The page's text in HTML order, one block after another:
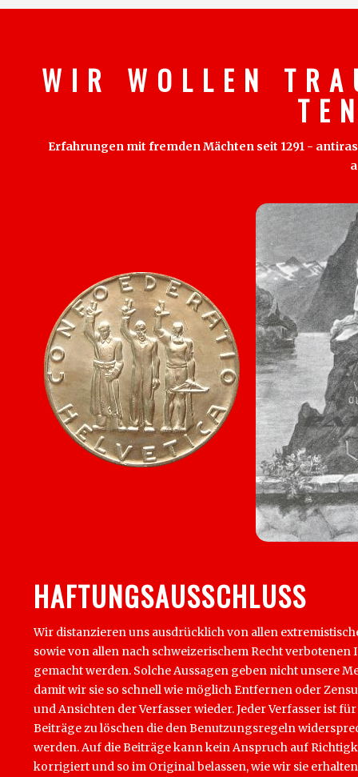
W I R W O L L E N T R
T E
Erfahrungen mit fremden Mächten seit 1291 -
HAFTUNGSAUSSCHLUSS
Wir distanzieren uns ausdrücklich von allen
sowie von allen nach schweizerischem Recht
gemacht werden. Solche Aussagen geben nicht unsere
damit wir sie so schnell wie möglich Entfernen oder
und Ansichten der Verfasser wieder. Jeder Verfasser ist
Beiträge zu löschen die den Benutzungsregeln
werden. Auf die Beiträge kann kein Anspruch auf
korrigiert und so im Original belassen, wie wir sie